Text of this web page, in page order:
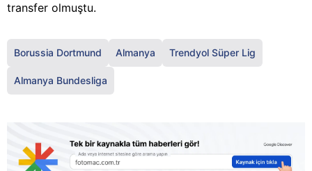
transfer olmuştu.
Borussia Dortmund Almanya Trendyol Süper Lig
Almanya Bundesliga